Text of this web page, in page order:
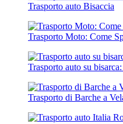
Trasporto auto Bisaccia
Trasporto Moto: Come
Trasporto auto su
Trasporto di Barche a